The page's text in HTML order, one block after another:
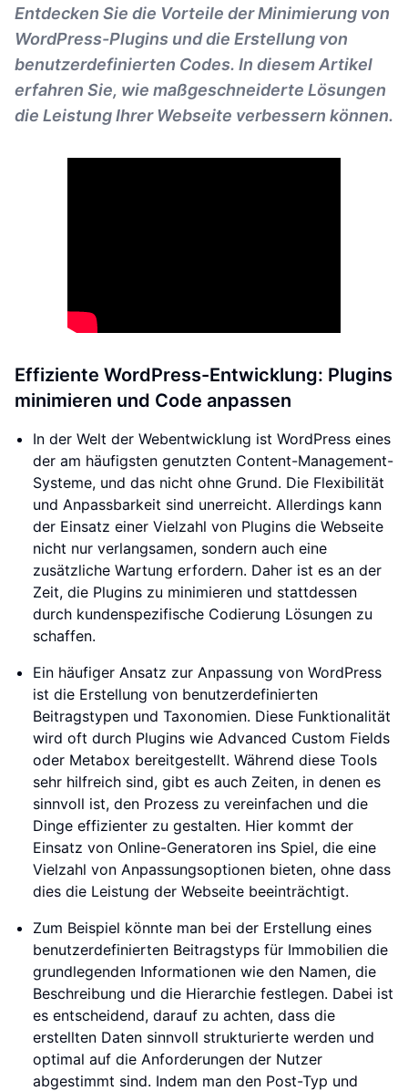
Entdecken Sie die Vorteile der Minimierung von
WordPress-Plugins und die Erstellung von
benutzerdefinierten Codes. In diesem Artikel
erfahren Sie, wie maßgeschneiderte Lösungen
die Leistung Ihrer Webseite verbessern können.
Effiziente WordPress-Entwicklung: Plugins
minimieren und Code anpassen
In der Welt der Webentwicklung ist WordPress eines
der am häufigsten genutzten Content-Management-
Systeme, und das nicht ohne Grund. Die Flexibilität
und Anpassbarkeit sind unerreicht. Allerdings kann
der Einsatz einer Vielzahl von Plugins die Webseite
nicht nur verlangsamen, sondern auch eine
zusätzliche Wartung erfordern. Daher ist es an der
Zeit, die Plugins zu minimieren und stattdessen
durch kundenspezifische Codierung Lösungen zu
schaffen.
Ein häufiger Ansatz zur Anpassung von WordPress
ist die Erstellung von benutzerdefinierten
Beitragstypen und Taxonomien. Diese Funktionalität
wird oft durch Plugins wie Advanced Custom Fields
oder Metabox bereitgestellt. Während diese Tools
sehr hilfreich sind, gibt es auch Zeiten, in denen es
sinnvoll ist, den Prozess zu vereinfachen und die
Dinge effizienter zu gestalten. Hier kommt der
Einsatz von Online-Generatoren ins Spiel, die eine
Vielzahl von Anpassungsoptionen bieten, ohne dass
dies die Leistung der Webseite beeinträchtigt.
Zum Beispiel könnte man bei der Erstellung eines
benutzerdefinierten Beitragstyps für Immobilien die
grundlegenden Informationen wie den Namen, die
Beschreibung und die Hierarchie festlegen. Dabei ist
es entscheidend, darauf zu achten, dass die
erstellten Daten sinnvoll strukturierte werden und
optimal auf die Anforderungen der Nutzer
abgestimmt sind. Indem man den Post-Typ und